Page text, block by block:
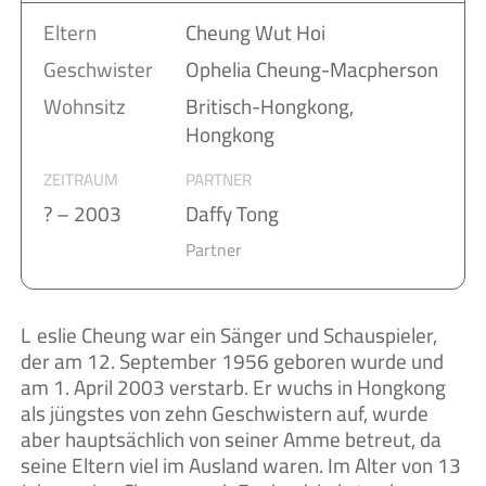
Eltern
Cheung Wut Hoi
Geschwister
Ophelia Cheung-Macpherson
Wohnsitz
Britisch-Hongkong,
Hongkong
ZEITRAUM PARTNER
? – 2003 Daffy Tong
Partner
Leslie Cheung war ein Sänger und Schauspieler,
der am 12. September 1956 geboren wurde und
am 1. April 2003 verstarb. Er wuchs in Hongkong
als jüngstes von zehn Geschwistern auf, wurde
aber hauptsächlich von seiner Amme betreut, da
seine Eltern viel im Ausland waren. Im Alter von 13